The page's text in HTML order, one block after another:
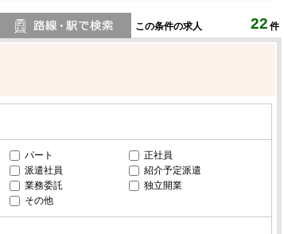
この条件の求人 22 件
パート
正社員
派遣社員
紹介予定派遣
業務委託
独立開業
その他